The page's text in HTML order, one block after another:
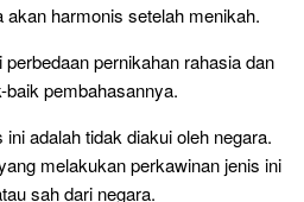
akan harmonis setelah menikah.
pernikahan rahasia dan
pembahasannya.
adalah tidak diakui oleh negara.
melakukan perkawinan jenis ini
sah dari negara.